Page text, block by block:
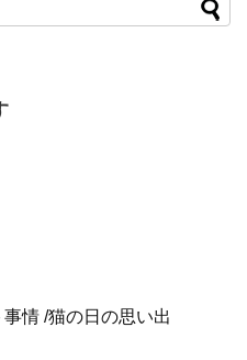
情 /猫の日の思い出